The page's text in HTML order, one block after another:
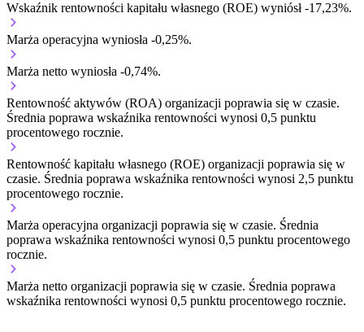
Wskaźnik rentowności kapitału własnego (ROE) wyniósł -17,23%.
Marża operacyjna wyniosła -0,25%.
Marża netto wyniosła -0,74%.
Rentowność aktywów (ROA) organizacji poprawia się w czasie.
Średnia poprawa wskaźnika rentowności wynosi 0,5 punktu
procentowego rocznie.
Rentowność kapitału własnego (ROE) organizacji poprawia się w
czasie. Średnia poprawa wskaźnika rentowności wynosi 2,5 punktu
procentowego rocznie.
Marża operacyjna organizacji poprawia się w czasie. Średnia
poprawa wskaźnika rentowności wynosi 0,5 punktu procentowego
rocznie.
Marża netto organizacji poprawia się w czasie. Średnia poprawa
wskaźnika rentowności wynosi 0,5 punktu procentowego rocznie.